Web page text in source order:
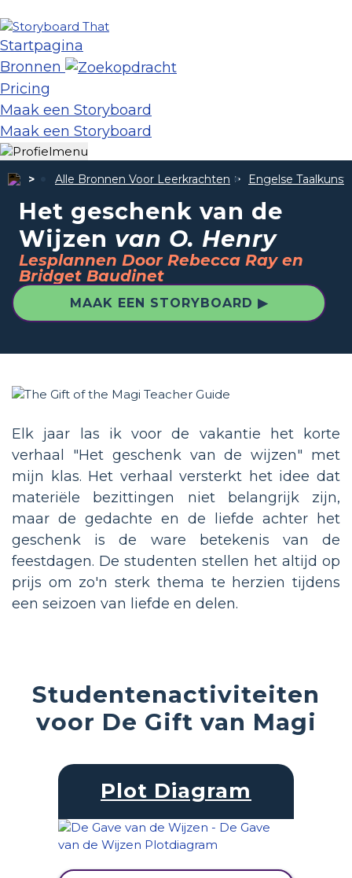
Startpagina
Bronnen
Pricing
Maak een Storyboard
Maak een Storyboard
Alle Bronnen Voor Leerkrachten Engelse Taalkunst
Het geschenk van de
Wijzen van O. Henry
Lesplannen Door Rebecca Ray en
Bridget Baudinet
MAAK EEN STORYBOARD ▶
Elk jaar las ik voor de vakantie het korte
verhaal "Het geschenk van de wijzen" met
mijn klas. Het verhaal versterkt het idee dat
materiële bezittingen niet belangrijk zijn,
maar de gedachte en de liefde achter het
geschenk is de ware betekenis van de
feestdagen. De studenten stellen het altijd op
prijs om zo'n sterk thema te herzien tijdens
een seizoen van liefde en delen.
Studentenactiviteiten
voor De Gift van Magi
Plot Diagram